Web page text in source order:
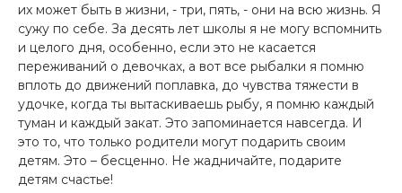
их может быть в жизни, - три, пять, - они на всю жизнь. Я
сужу по себе. За десять лет школы я не могу вспомнить
и целого дня, особенно, если это не касается
переживаний о девочках, а вот все рыбалки я помню
вплоть до движений поплавка, до чувства тяжести в
удочке, когда ты вытаскиваешь рыбу, я помню каждый
туман и каждый закат. Это запоминается навсегда. И
это то, что только родители могут подарить своим
детям. Это – бесценно. Не жадничайте, подарите
детям счастье!